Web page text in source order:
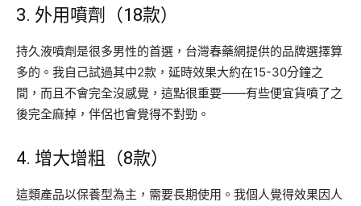
3. 外用噴劑（18款）
持久液噴劑是很多男性的首選，台灣春藥網提供的品牌選擇算
多的。我自己試過其中2款，延時效果大約在15-30分鐘之
間，而且不會完全沒感覺，這點很重要——有些便宜貨噴了之
後完全麻掉，伴侶也會覺得不對勁。
4. 增大增粗（8款）
這類產品以保養型為主，需要長期使用。我個人覺得效果因人